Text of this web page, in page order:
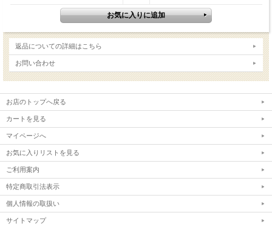
返品についての詳細はこちら
お問い合わせ
お店のトップへ戻る
カートを見る
マイページへ
お気に入りリストを見る
ご利用案内
特定商取引法表示
個人情報の取扱い
サイトマップ